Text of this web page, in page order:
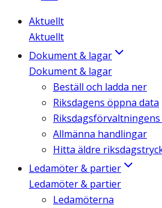
Aktuellt
Aktuellt
Dokument & lagar
Dokument & lagar
Beställ och ladda ner
Riksdagens öppna data
Allmänna handlingar
Hitta äldre
Ledamöter & partier
Ledamöter & partier
Ledamöterna